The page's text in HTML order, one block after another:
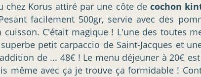
chez Korus attiré par une côte de cochon
facilement 500gr, servie avec des
C'était magique ! L'une des toutes
petit carpaccio de Saint-Jacques et
de ... 48€ ! Le menu déjeuner à 20€
même avec ça je trouve ça formidable !